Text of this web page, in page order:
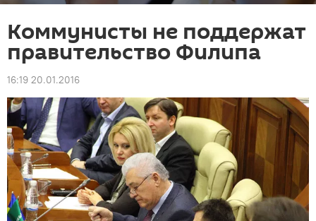
Коммунисты не поддержат
правительство Филипа
16:19 20.01.2016